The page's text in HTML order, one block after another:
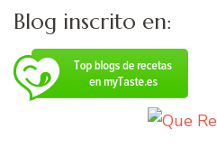
Blog inscrito en: